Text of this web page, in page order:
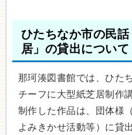
ひたちなか市の民
居」の貸出について
那珂湊図書館では、ひた
チーフに大型紙芝居制作
制作した作品は、団体様
よみきかせ活動等）に貸